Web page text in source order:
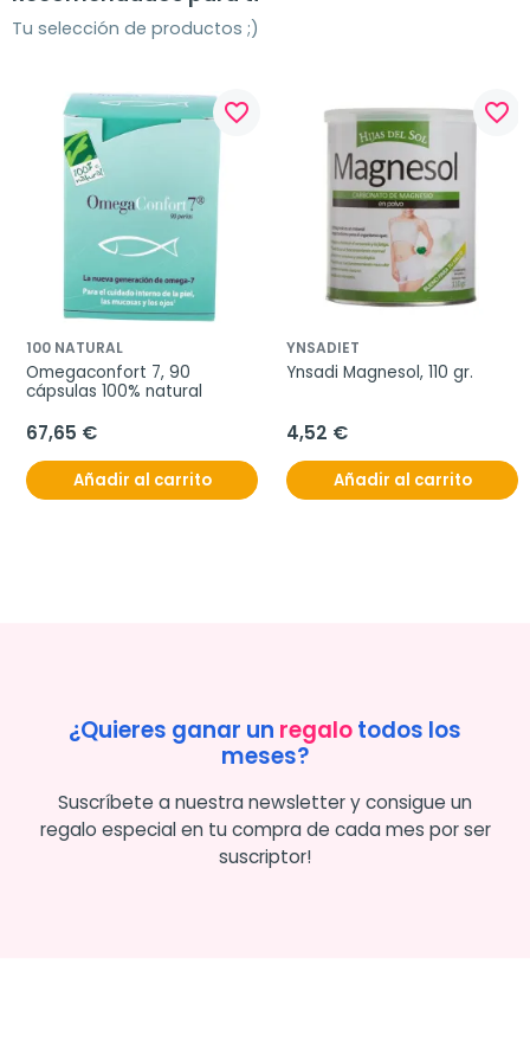
Tu selección de productos ;)
favorite_border
100 NATURAL
Omegaconfort 7, 90
cápsulas 100% natural
67,65 €
Añadir al carrito
favorite_border
YNSADIET
Ynsadi Magnesol, 110 gr.
4,52 €
Añadir al carrito
¿Quieres ganar un regalotodos los
meses?
Suscríbete a nuestra newsletter y consigue un
regalo especial en tu compra de cada mes por ser
suscriptor!